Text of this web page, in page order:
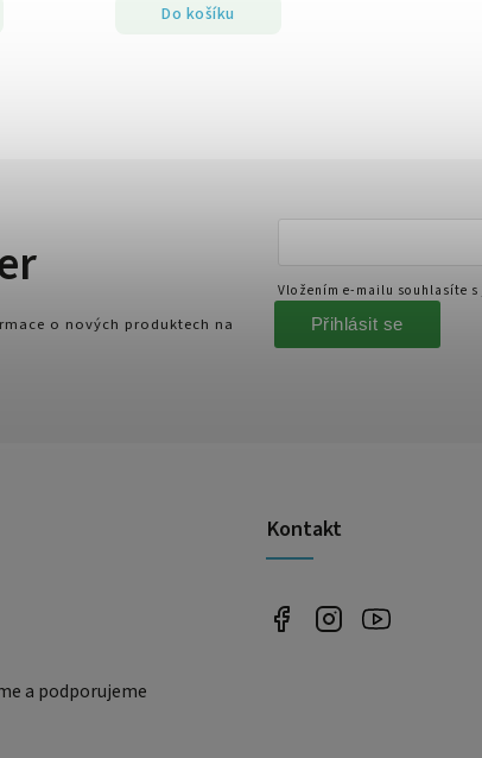
Do košíku
a podporujeme
o nových produktech na
Vložením e-mailu souhlasíte s
Přihlásit se
Kontakt